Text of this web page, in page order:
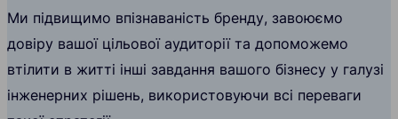
Ми підвищимо впізнаваність бренду, завоюємо
довіру вашої цільової аудиторії та допоможемо
втілити в житті інші завдання вашого бізнесу у галузі
інженерних рішень, використовуючи всі переваги